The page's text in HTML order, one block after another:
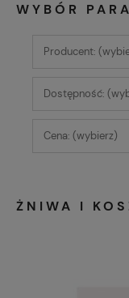
WYBÓR
Producent:
Dostępność:
Cena: (wybierz)
ŻNIWA I